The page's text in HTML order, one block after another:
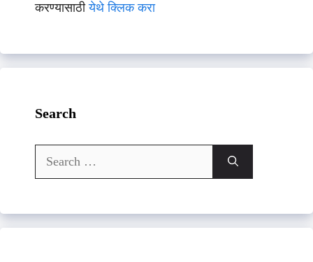
करण्यासाठीयेथे क्लिक करा
Search
Search
for: